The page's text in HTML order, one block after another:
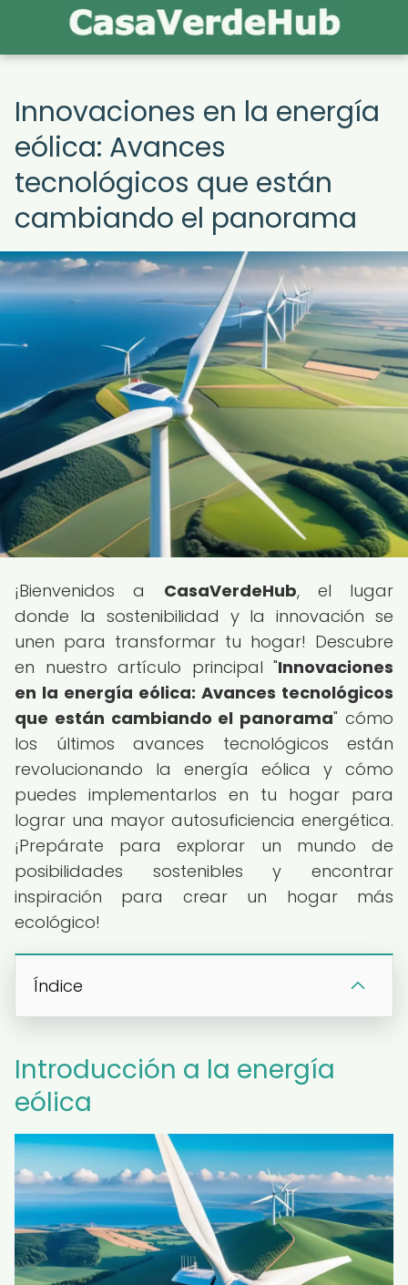
Innovaciones en la energía
eólica: Avances
tecnológicos que están
cambiando el panorama
¡Bienvenidos a CasaVerdeHub, el lugar
donde la sostenibilidad y la innovación se
unen para transformar tu hogar! Descubre
en nuestro artículo principal "Innovaciones
en la energía eólica: Avances tecnológicos
que están cambiando el panorama" cómo
los últimos avances tecnológicos están
revolucionando la energía eólica y cómo
puedes implementarlos en tu hogar para
lograr una mayor autosuficiencia energética.
¡Prepárate para explorar un mundo de
posibilidades sostenibles y encontrar
inspiración para crear un hogar más
ecológico!
Índice
Introducción a la energía
eólica